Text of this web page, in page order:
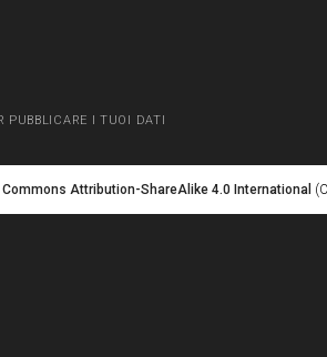
PUBBLICARE I TUOI DATI
Commons Attribution-ShareAlike 4.0 International